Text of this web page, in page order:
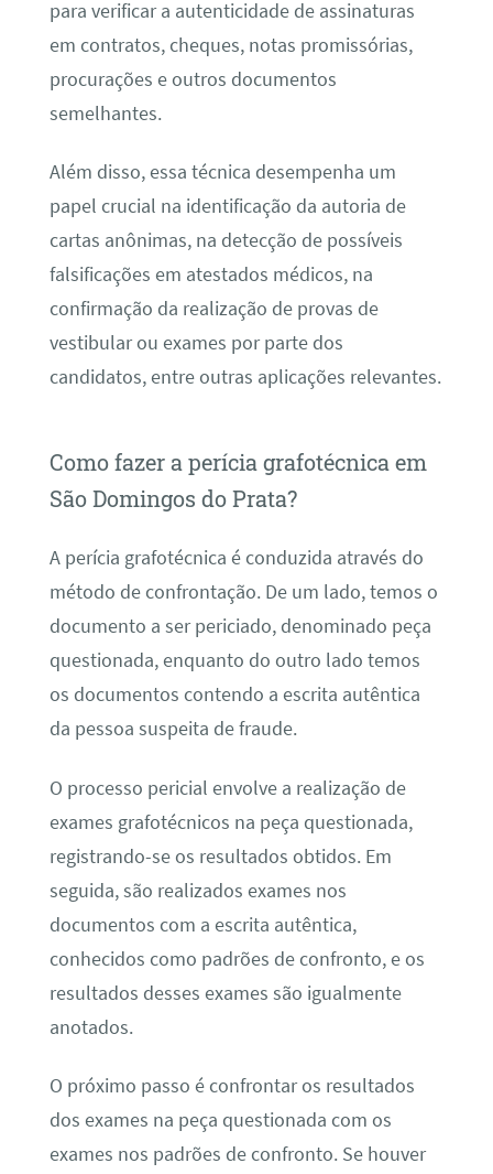
para verificar a autenticidade de assinaturas
em contratos, cheques, notas promissórias,
procurações e outros documentos
semelhantes.
Além disso, essa técnica desempenha um
papel crucial na identificação da autoria de
cartas anônimas, na detecção de possíveis
falsificações em atestados médicos, na
confirmação da realização de provas de
vestibular ou exames por parte dos
candidatos, entre outras aplicações relevantes.
Como fazer a perícia grafotécnica em
São Domingos do Prata?
A perícia grafotécnica é conduzida através do
método de confrontação. De um lado, temos o
documento a ser periciado, denominado peça
questionada, enquanto do outro lado temos
os documentos contendo a escrita autêntica
da pessoa suspeita de fraude.
O processo pericial envolve a realização de
exames grafotécnicos na peça questionada,
registrando-se os resultados obtidos. Em
seguida, são realizados exames nos
documentos com a escrita autêntica,
conhecidos como padrões de confronto, e os
resultados desses exames são igualmente
anotados.
O próximo passo é confrontar os resultados
dos exames na peça questionada com os
exames nos padrões de confronto. Se houver